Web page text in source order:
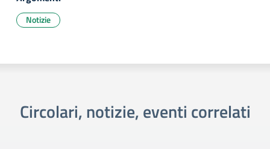
Notizie
Circolari, notizie, eventi correlati